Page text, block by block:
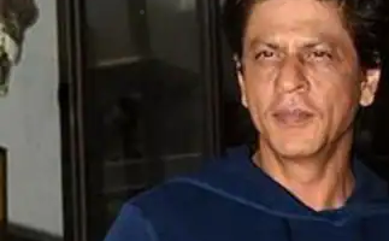
लेखन Mar 10, 2020 02:12 pm
क्या है खबर?
बॉलीवुड के सुपरस्टार शाहरुख खान की
200 करोड़ रुपये हैं।
इसके अलावा उनके पास दुबई के पाम